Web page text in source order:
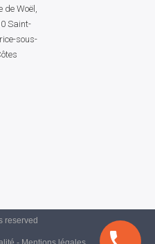
de Woël,
Saint-
sous-
reserved